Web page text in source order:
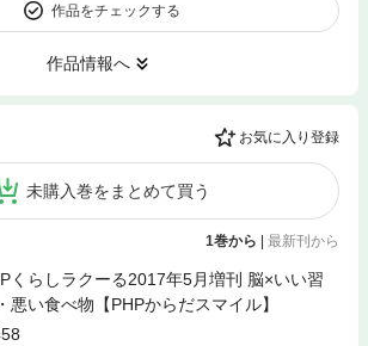
作品をチェックする
作品情報へ
お気に入り登録
未購入巻をまとめて買う
1巻から 最新刊から
くらしラクーる2017年5月増刊 脳×いい習
悪い食べ物【PHPからだスマイル】